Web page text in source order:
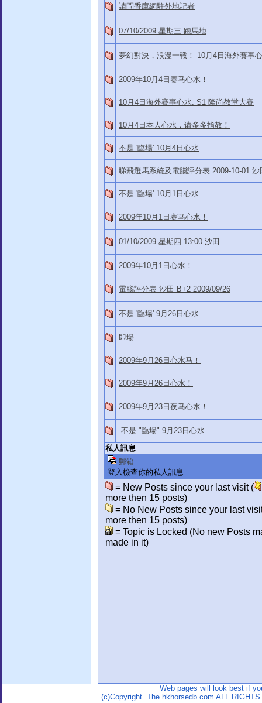
請問香庫網駐外地記者
07/10/2009 星期三 跑馬地
夢幻對決，浪漫一戰！ 10月4日海外賽事
2009年10月4日赛马心水！
10月4日海外賽事心水: S1 隆尚教堂大賽
10月4日本人心水，请多多指教！
不是 '臨場' 10月4日心水
睇飛選馬系統及電腦評分表 2009-10-01 沙
不是 '臨場' 10月1日心水
2009年10月1日赛马心水！
01/10/2009 星期四 13:00 沙田
2009年10月1日心水！
電腦評分表 沙田 B+2 2009/09/26
不是 '臨場' 9月26日心水
即場
2009年9月26日心水马！
2009年9月26日心水！
2009年9月23日夜马心水！
不是 "臨場" 9月23日心水
私人訊息
郵箱
登入檢查你的私人訊息
= New Posts since your last visit (
more then 15 posts)
= No New Posts since your last
more then 15 posts)
= Topic is Locked (No new Posts
made in it)
Web pages will look best if
(c)Copyright. The hkhorsedb.com ALL